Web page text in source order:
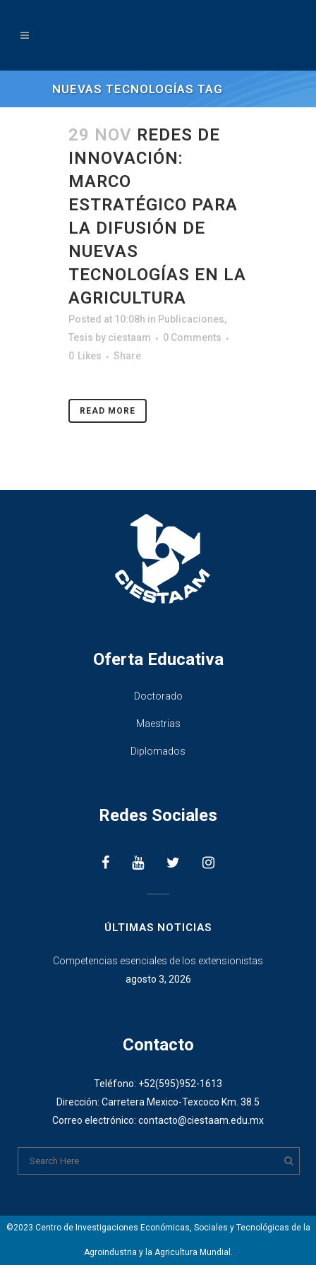
NUEVAS TECNOLOGÍAS TAG
29 NOV REDES DE
INNOVACIÓN:
MARCO
ESTRATÉGICO PARA
LA DIFUSIÓN DE
NUEVAS
TECNOLOGÍAS EN LA
AGRICULTURA
Posted at 10:08h in Publicaciones,
Tesis by ciestaam
0 Comments
0 Likes Share
READ MORE
Oferta Educativa
Doctorado
Maestrias
Diplomados
Redes Sociales
ÚLTIMAS NOTICIAS
Competencias esenciales de los extensionistas
agosto 3, 2026
Contacto
Teléfono: +52(595)952-1613
Dirección: Carretera Mexico-Texcoco Km. 38.5
Correo electrónico: contacto@ciestaam.edu.mx
©2023 Centro de Investigaciones Económicas, Sociales y Tecnológicas de la
Agroindustria y la Agricultura Mundial.